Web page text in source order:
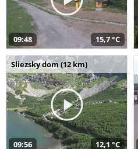
09:48 15,7 °C
Sliezsky dom (12 km)
09:56 12,1 °C